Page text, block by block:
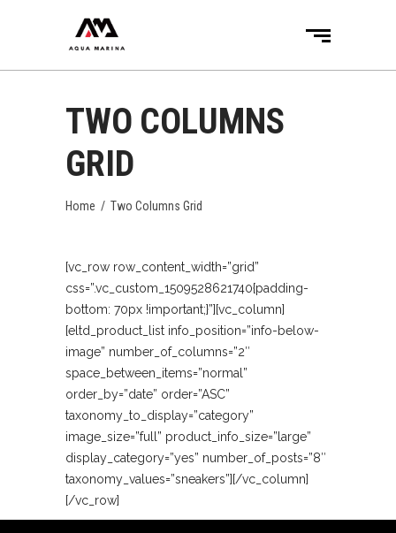
TWO COLUMNS
GRID
Home / Two Columns Grid
[vc_row row_content_width=”grid”
css=”.vc_custom_1509528621740{padding-
bottom: 70px !important;}”][vc_column]
[eltd_product_list info_position=”info-below-
image” number_of_columns=”2″
space_between_items=”normal”
order_by=”date” order=”ASC”
taxonomy_to_display=”category”
image_size=”full” product_info_size=”large”
display_category=”yes” number_of_posts=”8″
taxonomy_values=”sneakers”][/vc_column]
[/vc_row]